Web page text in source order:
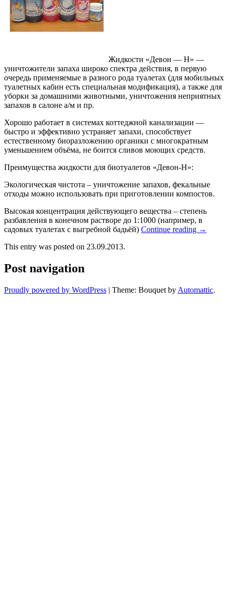
Жидкости «Девон — Н» —
уничтожители запаха широко спектра действия, в первую
очередь применяемые в разного рода туалетах (для мобильных
туалетных кабин есть специальная модификация), а также для
уборки за домашними животными, уничтожения неприятных
запахов в салоне а/м и пр.
Хорошо работает в системах коттеджной канализации —
быстро и эффективно устраняет запахи, способствует
естественному биоразложению органики с многократным
уменьшением объёма, не боится сливов моющих средств.
Преимущества жидкости для биотуалетов «Девон-Н»:
Экологическая чистота – уничтожение запахов, фекальные
отходы можно использовать при приготовлении компостов.
Высокая концентрация действующего вещества – степень
разбавления в конечном растворе до 1:1000 (например, в
садовых туалетах с выгребной бадьёй) Continue reading →
This entry was posted on 23.09.2013.
Post navigation
Proudly powered by WordPress | Theme: Bouquet by Automattic.